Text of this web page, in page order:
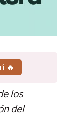
🔥
los
del